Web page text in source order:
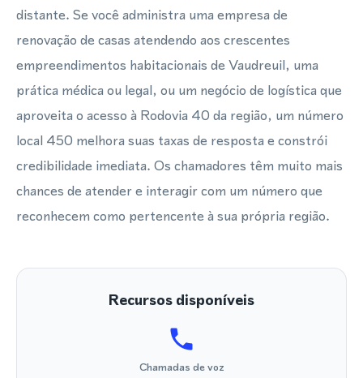
distante. Se você administra uma empresa de
renovação de casas atendendo aos crescentes
empreendimentos habitacionais de Vaudreuil, uma
prática médica ou legal, ou um negócio de logística que
aproveita o acesso à Rodovia 40 da região, um número
local 450 melhora suas taxas de resposta e constrói
credibilidade imediata. Os chamadores têm muito mais
chances de atender e interagir com um número que
reconhecem como pertencente à sua própria região.
Recursos disponíveis
Chamadas de voz